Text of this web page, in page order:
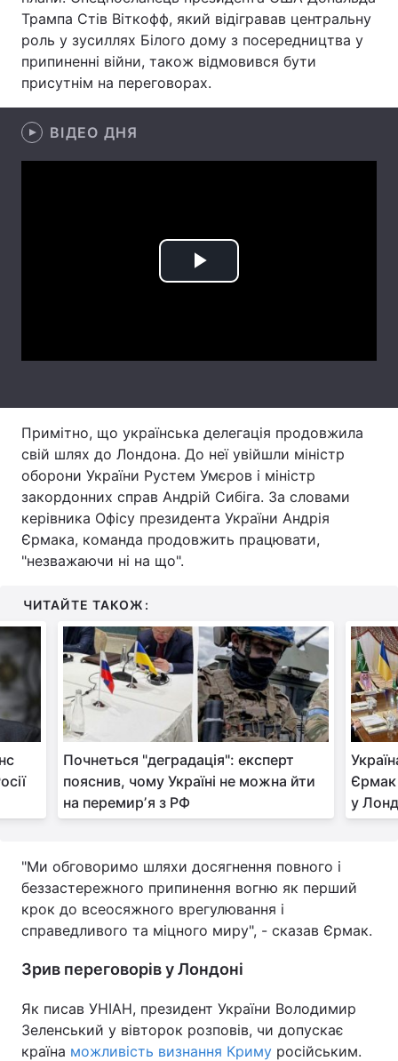
Регіони
Лонгріди
Відео з Youtube
Інтерв'ю Думки
Тема оформлення
Трампа Стів Віткофф, який відігравав центральну
роль у зусиллях Білого дому з посередництва у
припиненні війни, також відмовився бути
присутнім на переговорах.
ВІДЕО ДНЯ
Play
Примітно, що українська делегація продовжила
свій шлях до Лондона. До неї увійшли міністр
оборони України Рустем Умєров і міністр
закордонних справ Андрій Сибіга. За словами
керівника Офісу президента України Андрія
Єрмака, команда продовжить працювати,
"незважаючи ні на що".
ЧИТАЙТЕ ТАКОЖ:
Почнеться "деградація": експерт
пояснив, чому Україні не можна йти
на перемирʼя з РФ
Єрмак
у
"Ми обговоримо шляхи досягнення повного і
беззастережного припинення вогню як перший
крок до всеосяжного врегулювання і
справедливого та міцного миру", - сказав Єрмак.
Зрив переговорів у Лондоні
Як писав УНІАН, президент України Володимир
Зеленський у вівторок розповів, чи допускає
країна можливість визнання Криму російським.